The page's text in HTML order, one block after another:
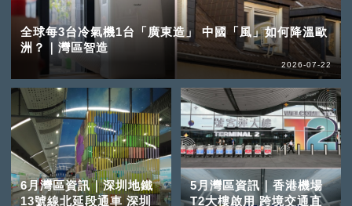
全球每3台冷氣機1台「廣東造」 中國「風」如何降溫歐
洲？｜灣區智造
2026-07-22
6月灣區資訊｜深圳地鐵
13號線北延段通車 深圳
5月灣區資訊｜香港機場
T2大樓啟用 跨境交通直